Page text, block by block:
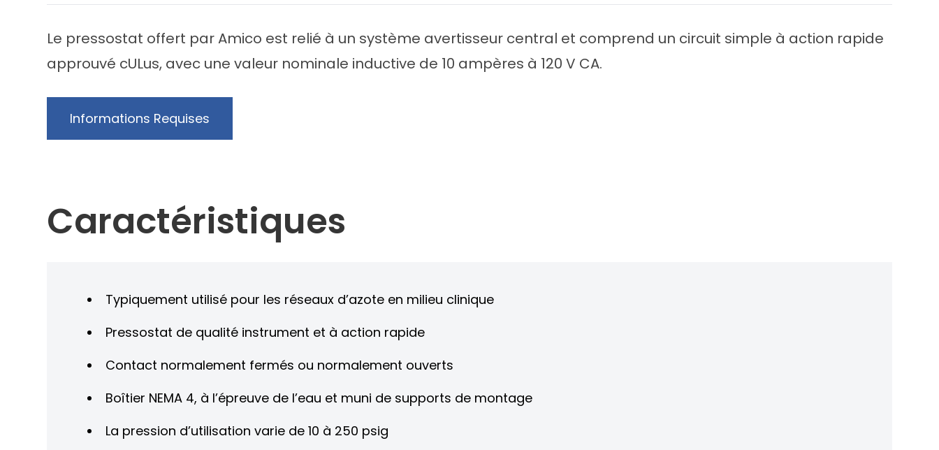
Le pressostat offert par Amico est relié à un système avertisseur central et comprend un circuit simple à action rapide
approuvé cULus, avec une valeur nominale inductive de 10 ampères à 120 V CA.
Informations Requises
Caractéristiques
Typiquement utilisé pour les réseaux d’azote en milieu clinique
Pressostat de qualité instrument et à action rapide
Contact normalement fermés ou normalement ouverts
Boîtier NEMA 4, à l’épreuve de l’eau et muni de supports de montage
La pression d’utilisation varie de 10 à 250 psig